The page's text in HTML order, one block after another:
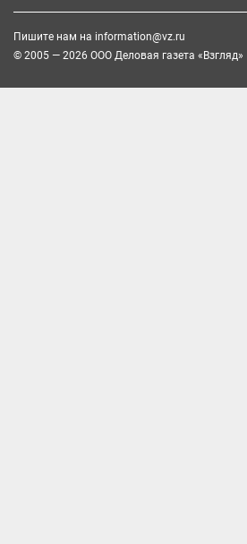
Пишите нам на information@vz.ru
© 2005 — 2026 ООО Деловая газета «Взгляд»